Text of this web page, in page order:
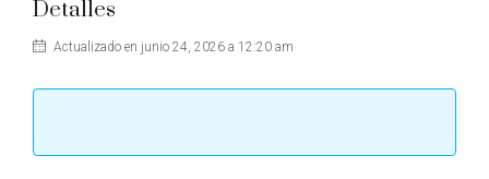
Detalles
Actualizado en junio 24, 2026 a 12:20 am